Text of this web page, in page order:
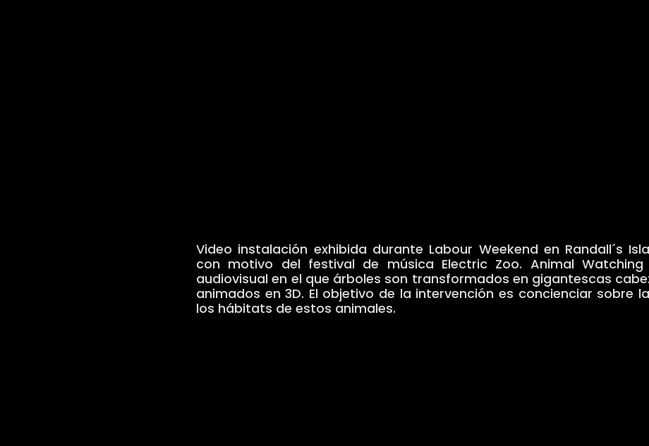
Video instalación exhibida durante Labour Weekend en Randall´s
con motivo del festival de música Electric Zoo. Animal
audiovisual en el que árboles son transformados en gigantescas
animados en 3D. El objetivo de la intervención es concienciar sobre
los hábitats de estos animales.